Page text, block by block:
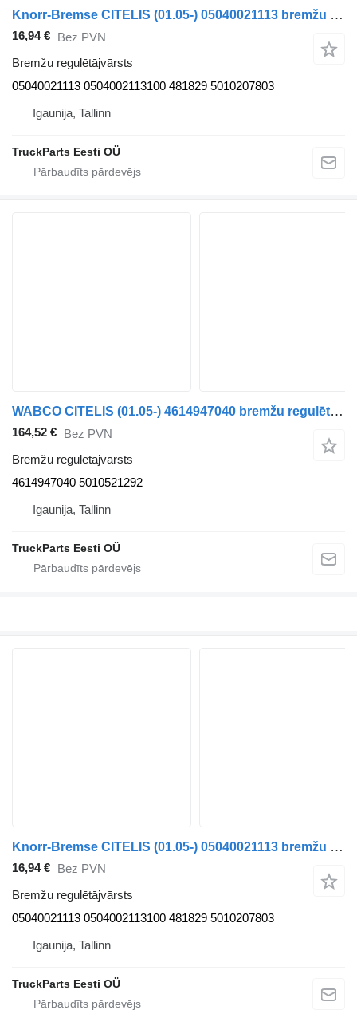
Knorr-Bremse CITELIS (01.05-) 05040021113 bremžu regulētājvārsts paredzēts Irisbus Access, Evadys, Axer, Karosa, Recreo, Domino, Agora, Citelis, Eurorider (1999-) autobusa
16,94 € Bez PVN
Bremžu regulētājvārsts
05040021113 0504002113100 481829 5010207803
Igaunija, Tallinn
TruckParts Eesti OÜ
WABCO CITELIS (01.05-) 4614947040 bremžu regulētājvārsts paredzēts Irisbus Access, Evadys, Axer, Karosa, Recreo, Domino, Agora, Citelis, Eurorider (1999-) autobusa
164,52 € Bez PVN
Bremžu regulētājvārsts
4614947040 5010521292
Igaunija, Tallinn
TruckParts Eesti OÜ
Knorr-Bremse CITELIS (01.05-) 05040021113 bremžu regulētājvārsts paredzēts Irisbus Access, Evadys, Axer, Karosa, Recreo, Domino, Agora, Citelis, Eurorider (1999-) autobusa
16,94 €
Bez PVN
Bremžu regulētājvārsts
05040021113 0504002113100 481829 5010207803
Igaunija, Tallinn
TruckParts Eesti OÜ